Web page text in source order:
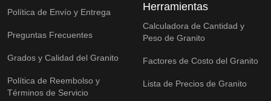
Política de Envío y Entrega
Preguntas Frecuentes
Grados y Calidad del Granito
Política de Reembolso y
Términos de Servicio
Herramientas
Calculadora de Cantidad y
Peso de Granito
Factores de Costo del Granito
Lista de Precios de Granito